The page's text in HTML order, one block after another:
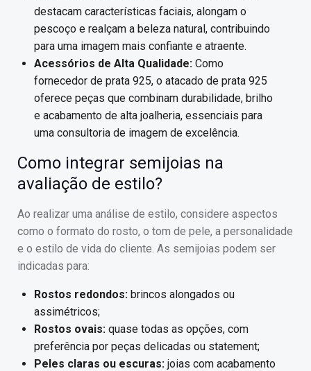
destacam características faciais, alongam o
pescoço e realçam a beleza natural, contribuindo
para uma imagem mais confiante e atraente.
Acessórios de Alta Qualidade: Como
fornecedor de prata 925, o atacado de prata 925
oferece peças que combinam durabilidade, brilho
e acabamento de alta joalheria, essenciais para
uma consultoria de imagem de excelência.
Como integrar semijoias na
avaliação de estilo?
Ao realizar uma análise de estilo, considere aspectos
como o formato do rosto, o tom de pele, a personalidade
e o estilo de vida do cliente. As semijoias podem ser
indicadas para:
Rostos redondos: brincos alongados ou
assimétricos;
Rostos ovais: quase todas as opções, com
preferência por peças delicadas ou statement;
Peles claras ou escuras: joias com acabamento